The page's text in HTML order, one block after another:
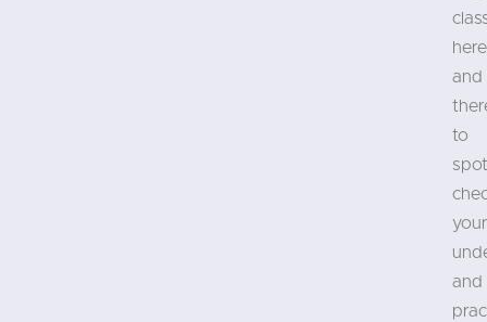
here
and
to
your
and